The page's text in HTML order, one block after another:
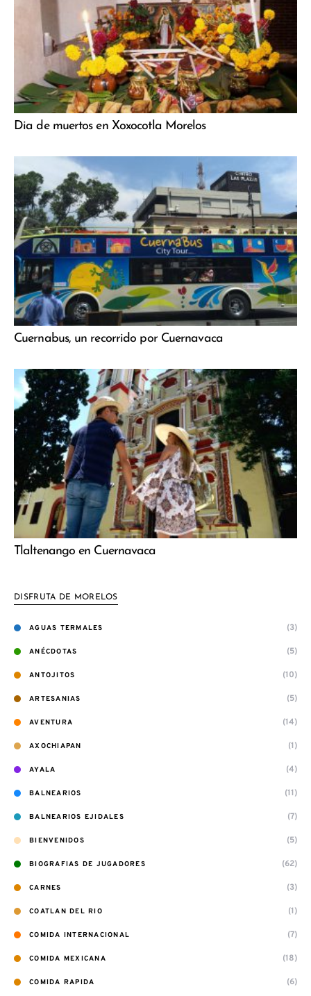
Dia de muertos en Xoxocotla Morelos
Cuernabus, un recorrido por Cuernavaca
Tlaltenango en Cuernavaca
DISFRUTA DE MORELOS
AGUAS TERMALES (3)
ANÉCDOTAS (5)
ANTOJITOS (10)
ARTESANIAS (5)
AVENTURA (14)
AXOCHIAPAN (1)
AYALA (4)
BALNEARIOS (11)
BALNEARIOS EJIDALES (7)
BIENVENIDOS (5)
BIOGRAFIAS DE JUGADORES (62)
CARNES (3)
COATLAN DEL RIO (1)
COMIDA INTERNACIONAL (7)
COMIDA MEXICANA (18)
COMIDA RAPIDA (6)